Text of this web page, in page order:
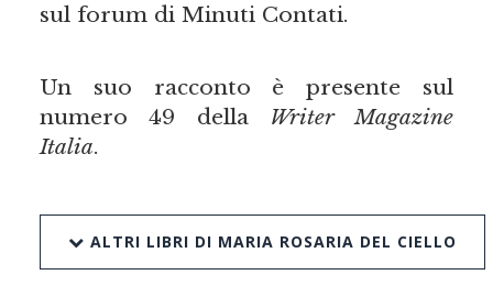
sul forum di Minuti Contati.
Un suo racconto è presente sul
numero 49 della Writer Magazine
Italia.
ALTRI LIBRI DI MARIA ROSARIA DEL CIELLO